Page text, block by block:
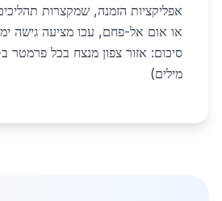
אפליקציות הזמנה, שמקצרות
או אום אל-פחם, עכו מציעה גישה
מילים)